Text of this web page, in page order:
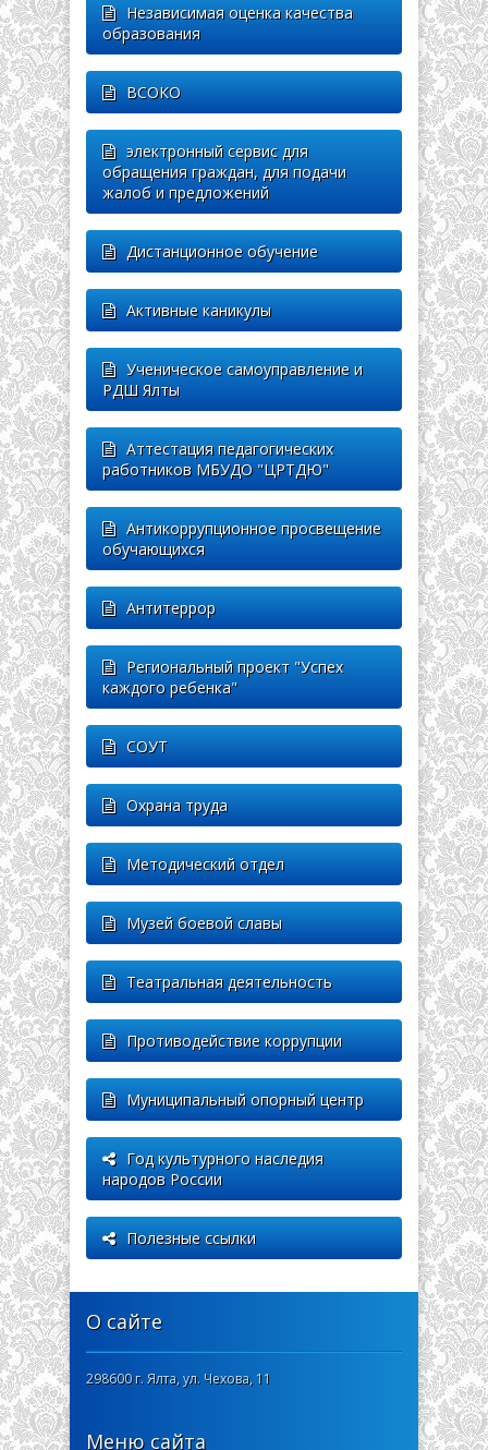
Независимая оценка качества
образования
ВСОКО
электронный сервис для
обращения граждан, для подачи
жалоб и предложений
Дистанционное обучение
Активные каникулы
Ученическое самоуправление и
РДШ Ялты
Аттестация педагогических
работников МБУДО "ЦРТДЮ"
Антикоррупционное просвещение
обучающихся
Антитеррор
Региональный проект "Успех
каждого ребенка"
СОУТ
Охрана труда
Методический отдел
Музей боевой славы
Театральная деятельность
Противодействие коррупции
Муниципальный опорный центр
Год культурного наследия
народов России
Полезные ссылки
О сайте
298600 г. Ялта, ул. Чехова, 11
Меню сайта